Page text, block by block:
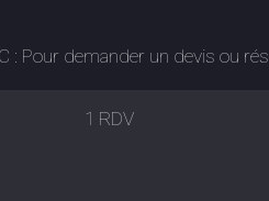
Pour demander un devis ou
1 RDV